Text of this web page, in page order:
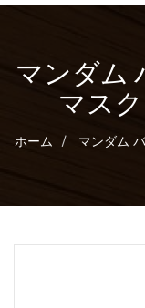
マンダム
マス
ホーム マンダム